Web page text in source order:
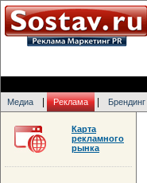
Медиа Реклама Брендинг
Карта
рекламного
рынка